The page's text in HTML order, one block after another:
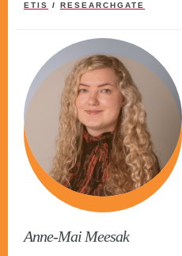
ETIS
/ RESEARCHGATE
Anne-Mai Meesak